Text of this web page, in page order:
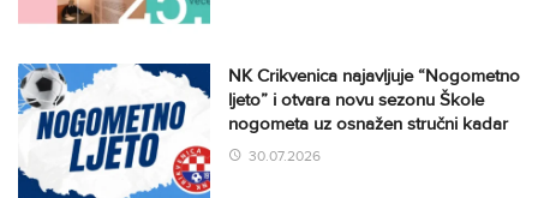
NK Crikvenica najavljuje “Nogometno
ljeto” i otvara novu sezonu Škole
nogometa uz osnažen stručni kadar
30.07.2026